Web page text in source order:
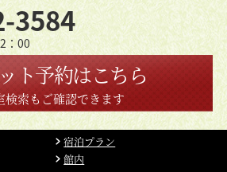
3584
：00
ト予約はこちら
検索もご確認できます
宿泊プラン
館内